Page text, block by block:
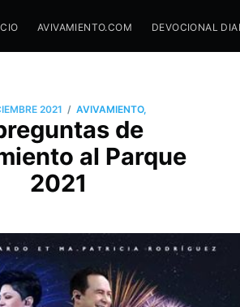
AVIVAMIENTO.COM DEVOCIONAL
2021 / AVIVAMIENTO,
de
al Parque
2021